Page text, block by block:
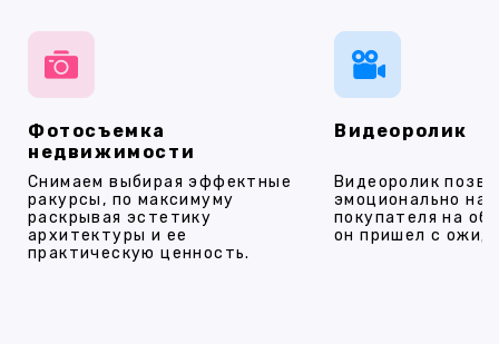
Фотосъемка
недвижимости
Снимаем выбирая эффектные
ракурсы, по максимуму
раскрывая эстетику
архитектуры и ее
практическую ценность.
Видеоролик
Видеоролик
эмоционально
покупателя на
он пришел с